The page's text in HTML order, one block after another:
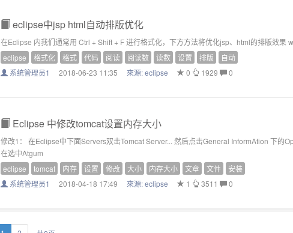
eclipse中jsp html自动排版优化
在Eclipse 内我们通常用 Ctrl + Shift + F 进行格式化，下方方法将优化jsp、html的排版效
eclipse
格式化 格式 代码 阅读 阅读数 读数 设置 排版
自动
系统管理员1
2018-06-23 11:35 來源:eclipse 0 1929 0
Eclipse 中修改tomcat设置内存大小
修改1： 在Eclipse中下面Servers双击Tomcat Server... 然后点击General InformAtion 下的
在选中Atgum
eclipse
tomcat 内存 设置 修改 大小 内存大小 文章 文件
安装
系统管理员1
2018-04-18 17:49 來源:eclipse 1 3511 0